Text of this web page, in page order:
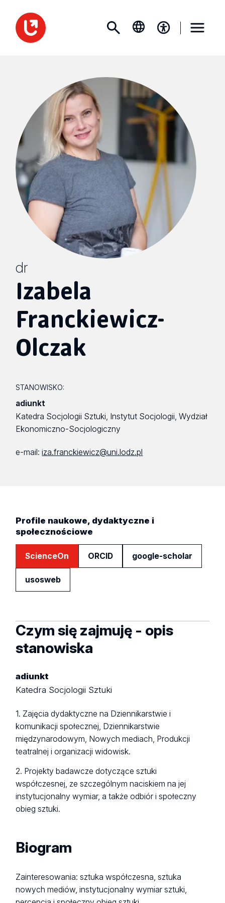
dr
Izabela
Franckiewicz-
Olczak
STANOWISKO:
adiunkt
Katedra Socjologii Sztuki, Instytut Socjologii, Wydział
Ekonomiczno-Socjologiczny
e-mail:iza.franckiewicz@uni.lodz.pl
Profile naukowe, dydaktyczne i
społecznościowe
ScienceOn ORCID google-scholar
usosweb
Czym się zajmuję - opis
stanowiska
adiunkt
Katedra Socjologii Sztuki
1. Zajęcia dydaktyczne na Dziennikarstwie i
komunikacji społecznej, Dziennikarstwie
międzynarodowym, Nowych mediach, Produkcji
teatralnej i organizacji widowisk.
2. Projekty badawcze dotyczące sztuki
współczesnej, ze szczególnym naciskiem na jej
instytucjonalny wymiar, a także odbiór i społeczny
obieg sztuki.
Biogram
Zainteresowania: sztuka współczesna, sztuka
nowych mediów, instytucjonalny wymiar sztuki,